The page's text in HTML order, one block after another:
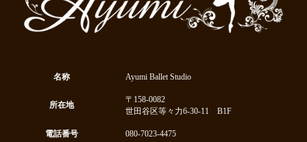
名称 Ayumi Ballet Studio
所在地
〒158-0082
世田谷区等々力6-30-11 B1F
電話番号 080-7023-4475